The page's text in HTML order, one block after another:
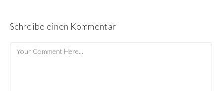
Schreibe einen Kommentar